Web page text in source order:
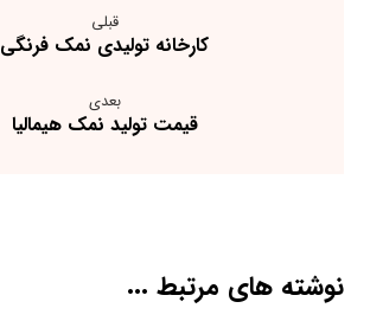
قبلی
کارخانه تولیدی نمک فرنگی
بعدی
قیمت تولید نمک هیمالیا
نوشته های مرتبط ...